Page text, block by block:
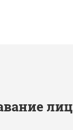
лиц